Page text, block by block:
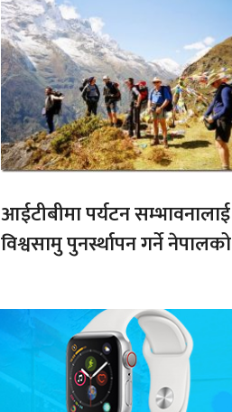
आईटीबीमा पर्यटन सम्भावनालाई
विश्वसामु पुनर्स्थापन गर्ने नेपालको